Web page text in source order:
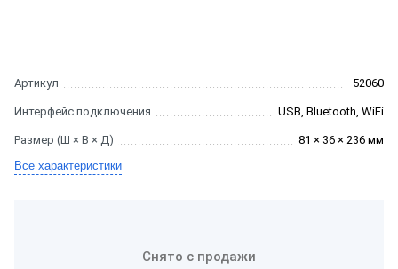
Артикул 52060
Интерфейс подключения USB, Bluetooth, WiFi
Размер (Ш × В × Д)
81 × 36 × 236 мм
Все характеристики
Снято с продажи